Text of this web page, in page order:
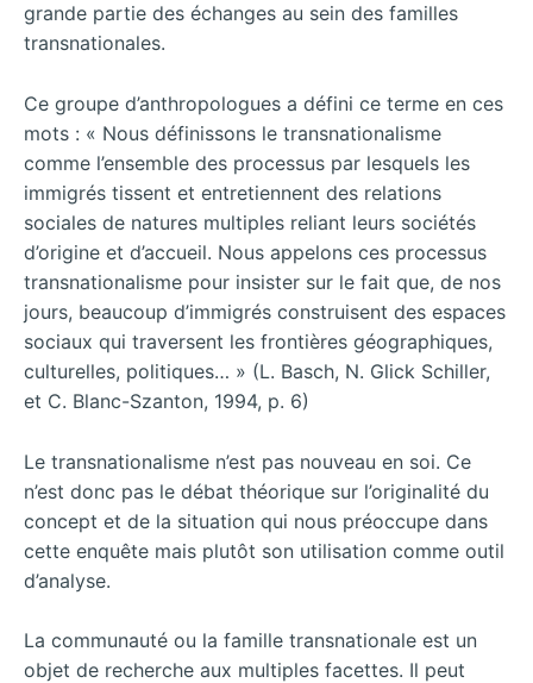
grande partie des échanges au sein des familles
transnationales.
Ce groupe d’anthropologues a défini ce terme en ces
mots : « Nous définissons le transnationalisme
comme l’ensemble des processus par lesquels les
immigrés tissent et entretiennent des relations
sociales de natures multiples reliant leurs sociétés
d’origine et d’accueil. Nous appelons ces processus
transnationalisme pour insister sur le fait que, de nos
jours, beaucoup d’immigrés construisent des espaces
sociaux qui traversent les frontières géographiques,
culturelles, politiques… » (L. Basch, N. Glick Schiller,
et C. Blanc-Szanton, 1994, p. 6)
Le transnationalisme n’est pas nouveau en soi. Ce
n’est donc pas le débat théorique sur l’originalité du
concept et de la situation qui nous préoccupe dans
cette enquête mais plutôt son utilisation comme outil
d’analyse.
La communauté ou la famille transnationale est un
objet de recherche aux multiples facettes. Il peut